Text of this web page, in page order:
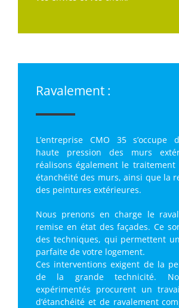
Ravalement :
L’entreprise CMO 35 s’occupe
haute pression des murs
réalisons également le traitement
étanchéité des murs, ainsi que la
des peintures extérieures.
Nous prenons en charge le
remise en état des façades. Ce
des techniques, qui permettent
parfaite de votre logement.
Ces interventions exigent de la
de la grande technicité.
expérimentés procurent un
d’étanchéité et de ravalement